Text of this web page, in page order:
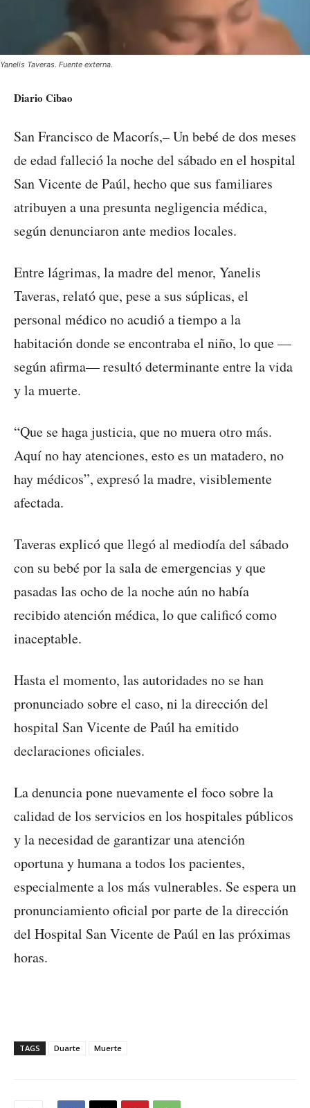
Yanelis Taveras. Fuente externa.
Diario Cibao
San Francisco de Macorís,– Un bebé de dos meses
de edad falleció la noche del sábado en el hospital
San Vicente de Paúl, hecho que sus familiares
atribuyen a una presunta negligencia médica,
según denunciaron ante medios locales.
Entre lágrimas, la madre del menor, Yanelis
Taveras, relató que, pese a sus súplicas, el
personal médico no acudió a tiempo a la
habitación donde se encontraba el niño, lo que —
según afirma— resultó determinante entre la vida
y la muerte.
“Que se haga justicia, que no muera otro más.
Aquí no hay atenciones, esto es un matadero, no
hay médicos”, expresó la madre, visiblemente
afectada.
Taveras explicó que llegó al mediodía del sábado
con su bebé por la sala de emergencias y que
pasadas las ocho de la noche aún no había
recibido atención médica, lo que calificó como
inaceptable.
Hasta el momento, las autoridades no se han
pronunciado sobre el caso, ni la dirección del
hospital San Vicente de Paúl ha emitido
declaraciones oficiales.
La denuncia pone nuevamente el foco sobre la
calidad de los servicios en los hospitales públicos
y la necesidad de garantizar una atención
oportuna y humana a todos los pacientes,
especialmente a los más vulnerables. Se espera un
pronunciamiento oficial por parte de la dirección
del Hospital San Vicente de Paúl en las próximas
horas.
TAGS Duarte Muerte